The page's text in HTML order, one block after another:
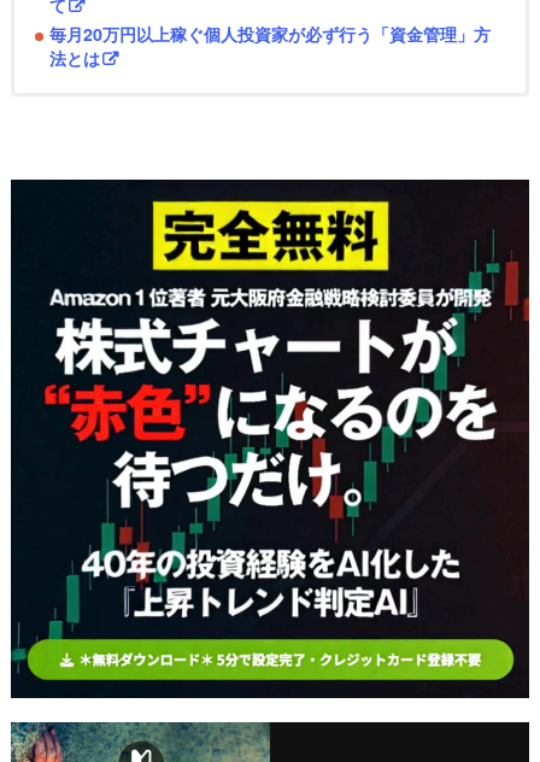
毎月20万円以上稼ぐ個人投資家が必ず行う「資金管理」方
法とは